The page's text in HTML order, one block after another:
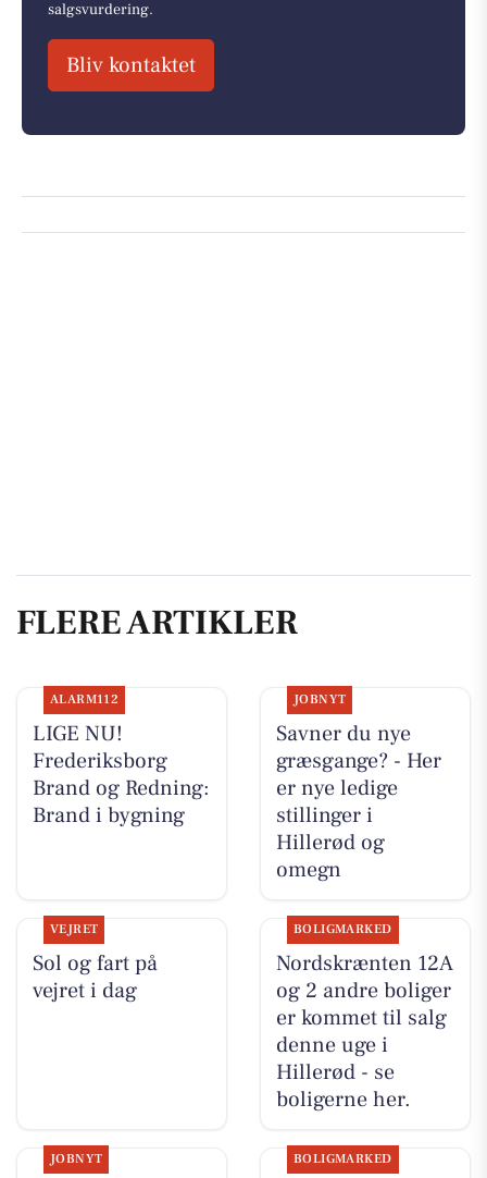
salgsvurdering.
Bliv kontaktet
FLERE ARTIKLER
ALARM112
LIGE NU!
Frederiksborg
Brand og Redning:
Brand i bygning
JOBNYT
Savner du nye
græsgange? - Her
er nye ledige
stillinger i
Hillerød og
omegn
VEJRET
Sol og fart på
vejret i dag
BOLIGMARKED
Nordskrænten 12A
og 2 andre boliger
er kommet til salg
denne uge i
Hillerød - se
boligerne her.
JOBNYT BOLIGMARKED